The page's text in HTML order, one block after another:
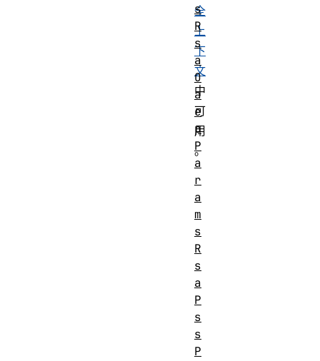
全
上
下
文
中
可
用
。
s
R
s
a
O
a
e
p
P
a
r
a
m
s
R
s
a
P
s
s
P